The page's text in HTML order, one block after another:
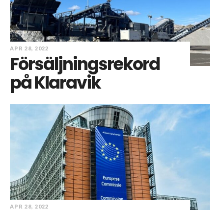
APR 28, 2022
Försäljningsrekord
på Klaravik
APR 28, 2022